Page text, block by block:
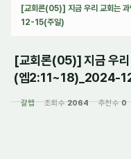
[교회론(05)] 지금 우리 교회는
12-15(주일)
[교회론(05)] 지금 우리
(엡2:11~18)_2024-
갈렙 조회 수2064 추천 수0